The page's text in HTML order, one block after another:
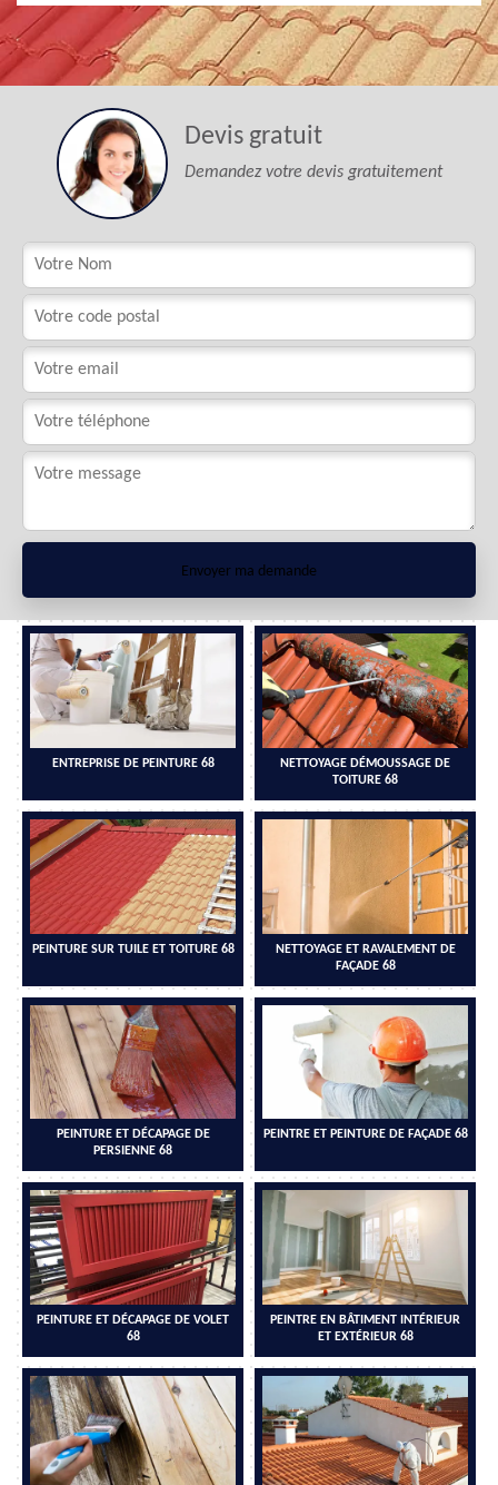
Devis gratuit
Demandez votre devis gratuitement
ENTREPRISE DE PEINTURE 68
NETTOYAGE DÉMOUSSAGE DE
TOITURE 68
PEINTURE SUR TUILE ET TOITURE 68
NETTOYAGE ET RAVALEMENT DE
FAÇADE 68
PEINTURE ET DÉCAPAGE DE
PERSIENNE 68
PEINTRE ET PEINTURE DE FAÇADE 68
PEINTURE ET DÉCAPAGE DE VOLET
68
PEINTRE EN BÂTIMENT INTÉRIEUR
ET EXTÉRIEUR 68